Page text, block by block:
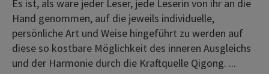
Es ist, als wäre jeder Leser, jede Leserin von ihr an die
Hand genommen, auf die jeweils individuelle,
persönliche Art und Weise hingeführt zu werden auf
diese so kostbare Möglichkeit des inneren Ausgleichs
und der Harmonie durch die Kraftquelle Qigong. ...